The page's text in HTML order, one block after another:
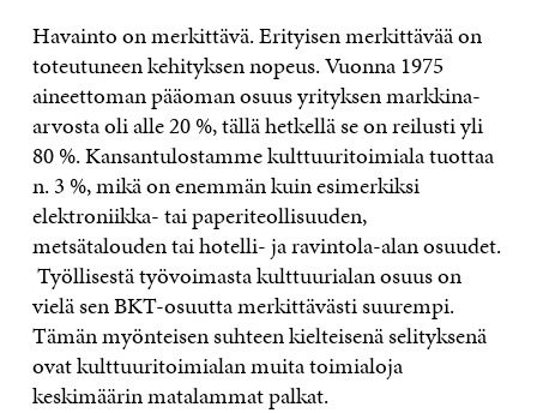
Havainto on merkittävä. Erityisen merkittävää on
toteutuneen kehityksen nopeus. Vuonna 1975
aineettoman pääoman osuus yrityksen markkina-
arvosta oli alle 20 %, tällä hetkellä se on reilusti yli
80 %. Kansantulostamme kulttuuritoimiala tuottaa
n. 3 %, mikä on enemmän kuin esimerkiksi
elektroniikka- tai paperiteollisuuden,
metsätalouden tai hotelli- ja ravintola-alan osuudet.
Työllisestä työvoimasta kulttuurialan osuus on
vielä sen BKT-osuutta merkittävästi suurempi.
Tämän myönteisen suhteen kielteisenä selityksenä
ovat kulttuuritoimialan muita toimialoja
keskimäärin matalammat palkat.